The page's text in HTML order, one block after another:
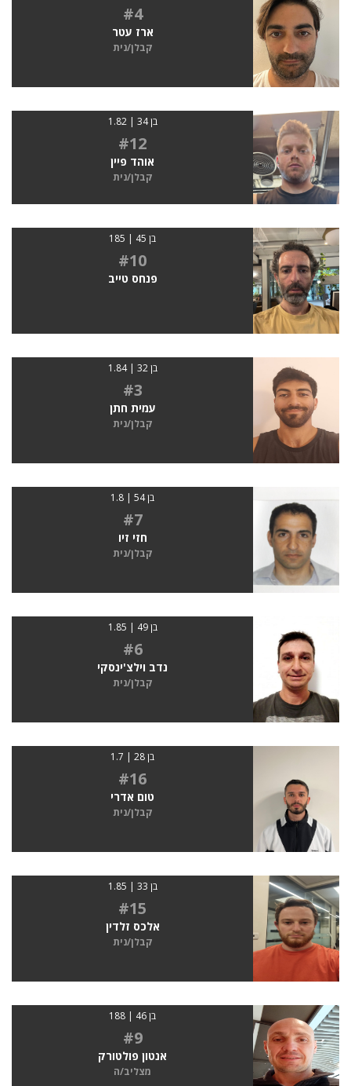
#4
ארז עטר
קבלן/נית
בן 34 | 1.82
#12
אוהד פיין
קבלן/נית
בן 45 | 185
#10
פנחס טייב
בן 32 | 1.84
#3
עמית חתן
קבלן/נית
בן 54 | 1.8
#7
חזי זיו
קבלן/נית
בן 49 | 1.85
#6
נדב וילצ'ינסקי
קבלן/נית
בן 28 | 1.7
#16
טום אדרי
קבלן/נית
בן 33 | 1.85
#15
אלכס זלדין
קבלן/נית
בן 46 | 188
#9
אנטון פולטורק
מצליב/ה